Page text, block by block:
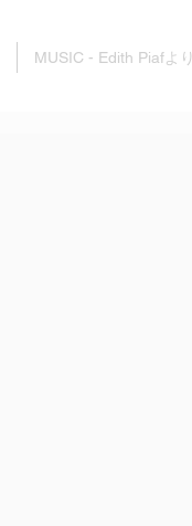
MUSIC - Edith Piafより